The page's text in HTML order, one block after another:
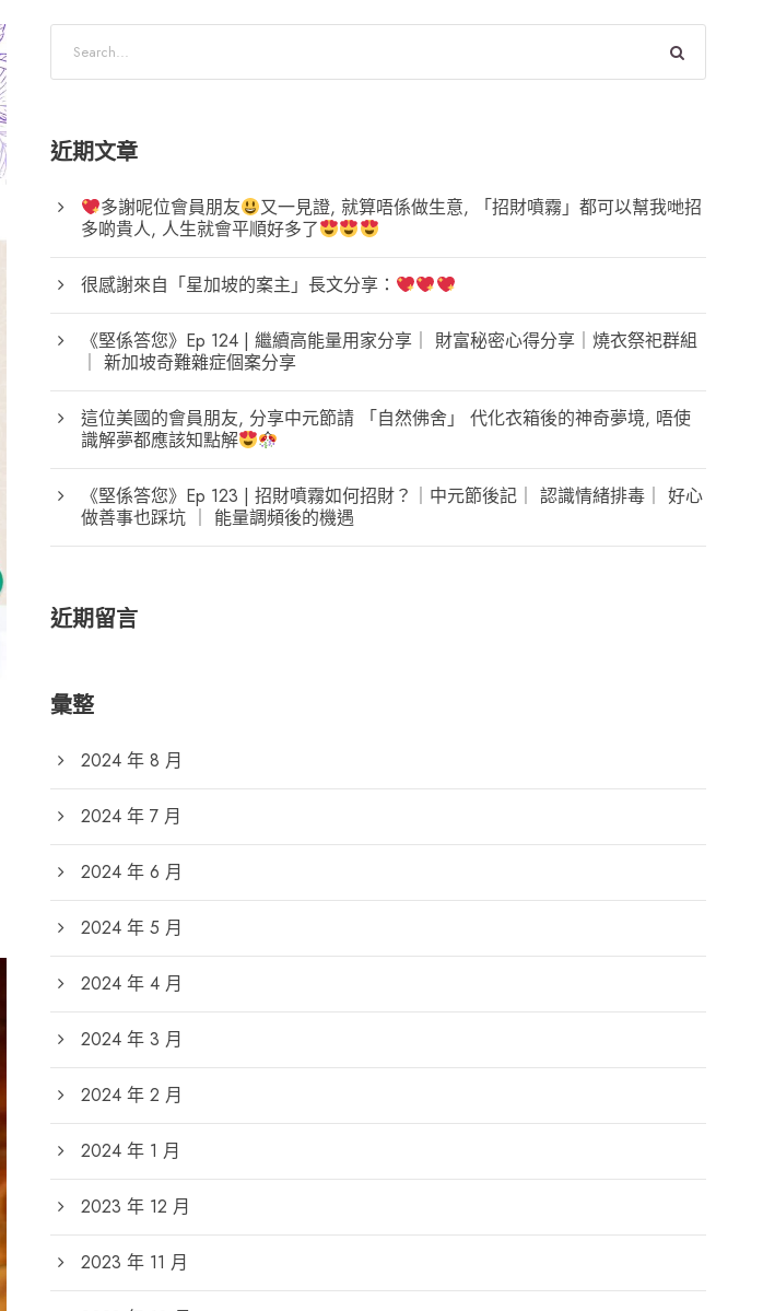
近期文章
多謝呢位會員朋友
又一見證, 就算唔係做生意, 「招財噴霧」都可以幫我哋招
多啲貴人, 人生就會平順好多了
很感謝來自「星加坡的案主」長文分享：
《堅係答您》Ep 124 | 繼續高能量用家分享｜ 財富秘密心得分享｜燒衣祭祀群組
｜ 新加坡奇難雜症個案分享
這位美國的會員朋友, 分享中元節請 「自然佛舍」 代化衣箱後的神奇夢境, 唔使
識解夢都應該知點解
《堅係答您》Ep 123 | 招財噴霧如何招財？｜中元節後記｜ 認識情緒排毒｜ 好心
做善事也踩坑 ｜ 能量調頻後的機遇
近期留言
彙整
2024 年 8 月
2024 年 7 月
2024 年 6 月
2024 年 5 月
2024 年 4 月
2024 年 3 月
2024 年 2 月
2024 年 1 月
2023 年 12 月
2023 年 11 月